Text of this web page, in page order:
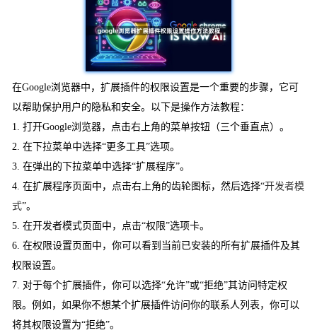
在Google浏览器中，扩展插件的权限设置是一个重要的步骤，它可
以帮助保护用户的隐私和安全。以下是操作方法教程：
1. 打开Google浏览器，点击右上角的菜单按钮（三个垂直点）。
2. 在下拉菜单中选择“更多工具”选项。
3. 在弹出的下拉菜单中选择“扩展程序”。
4. 在扩展程序页面中，点击右上角的齿轮图标，然后选择“开发者模
式”。
5. 在开发者模式页面中，点击“权限”选项卡。
6. 在权限设置页面中，你可以看到当前已安装的所有扩展插件及其
权限设置。
7. 对于每个扩展插件，你可以选择“允许”或“拒绝”其访问特定权
限。例如，如果你不想某个扩展插件访问你的联系人列表，你可以
将其权限设置为“拒绝”。